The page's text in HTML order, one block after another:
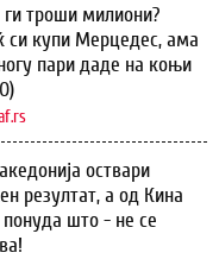
троши милиони?
си купи Мерцедес, ама
пари даде на коњи
оствари
резултат, а од Кина
што - не се